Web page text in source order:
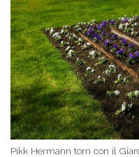
Pikk Hermann torn con il